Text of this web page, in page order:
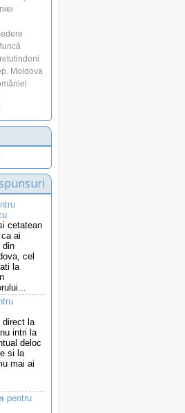
Moldova
cetatean
ai
din
cel
la
direct la
intri la
deloc
si la
mai ai
pentru